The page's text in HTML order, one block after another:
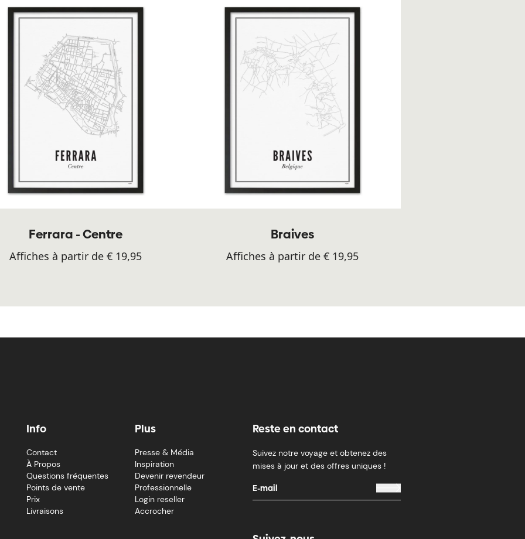
Ferrara - Centre
Affiches à partir de € 19,95
Braives
Affiches à partir de € 19,95
Info
Contact
À Propos
Questions fréquentes
Points de vente
Prix
Livraisons
Plus
Presse & Média
Inspiration
Devenir revendeur
Professionnelle
Login reseller
Accrocher
Reste en contact
Suivez notre voyage et obtenez des
mises à jour et des offres uniques !